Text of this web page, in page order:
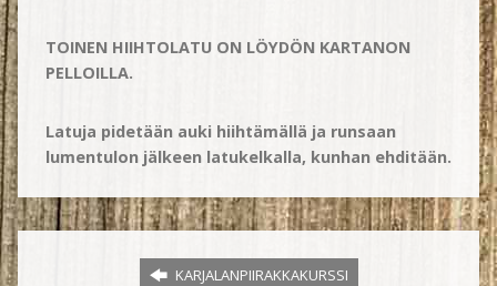
TOINEN HIIHTOLATU ON LÖYDÖN KARTANON
PELLOILLA.
Latuja pidetään auki hiihtämällä ja runsaan
lumentulon jälkeen latukelkalla, kunhan ehditään.
KARJALANPIIRAKKAKURSSI